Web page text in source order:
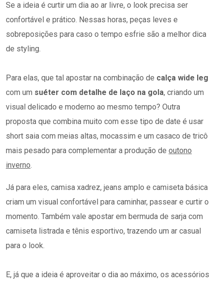
Se a ideia é curtir um dia ao ar livre, o look precisa ser
confortável e prático. Nessas horas, peças leves e
sobreposições para caso o tempo esfrie são a melhor dica
de styling.
Para elas, que tal apostar na combinação de calça wide leg
com um suéter com detalhe de laço na gola, criando um
visual delicado e moderno ao mesmo tempo? Outra
proposta que combina muito com esse tipo de date é usar
short saia com meias altas, mocassim e um casaco de tricô
mais pesado para complementar a produção de outono
inverno.
Já para eles, camisa xadrez, jeans amplo e camiseta básica
criam um visual confortável para caminhar, passear e curtir o
momento. Também vale apostar em bermuda de sarja com
camiseta listrada e tênis esportivo, trazendo um ar casual
para o look.
E, já que a ideia é aproveitar o dia ao máximo, os acessórios